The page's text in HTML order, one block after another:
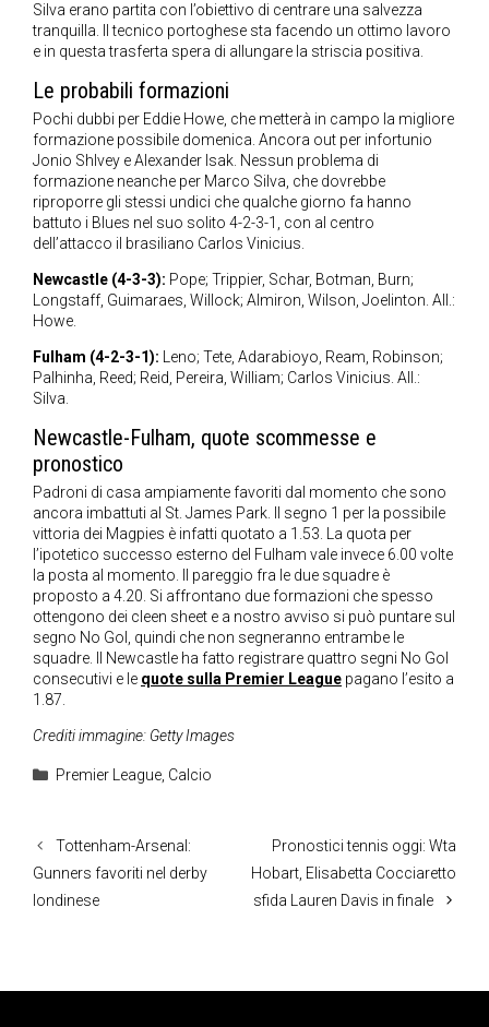
Silva erano partita con l’obiettivo di centrare una salvezza
tranquilla. Il tecnico portoghese sta facendo un ottimo lavoro
e in questa trasferta spera di allungare la striscia positiva.
Le probabili formazioni
Pochi dubbi per Eddie Howe, che metterà in campo la migliore
formazione possibile domenica. Ancora out per infortunio
Jonio Shlvey e Alexander Isak. Nessun problema di
formazione neanche per Marco Silva, che dovrebbe
riproporre gli stessi undici che qualche giorno fa hanno
battuto i Blues nel suo solito 4-2-3-1, con al centro
dell’attacco il brasiliano Carlos Vinicius.
Newcastle (4-3-3): Pope; Trippier, Schar, Botman, Burn;
Longstaff, Guimaraes, Willock; Almiron, Wilson, Joelinton. All.:
Howe.
Fulham (4-2-3-1): Leno; Tete, Adarabioyo, Ream, Robinson;
Palhinha, Reed; Reid, Pereira, William; Carlos Vinicius. All.:
Silva.
Newcastle-Fulham, quote scommesse e
pronostico
Padroni di casa ampiamente favoriti dal momento che sono
ancora imbattuti al St. James Park. Il segno 1 per la possibile
vittoria dei Magpies è infatti quotato a 1.53. La quota per
l’ipotetico successo esterno del Fulham vale invece 6.00 volte
la posta al momento. Il pareggio fra le due squadre è
proposto a 4.20. Si affrontano due formazioni che spesso
ottengono dei cleen sheet e a nostro avviso si può puntare sul
segno No Gol, quindi che non segneranno entrambe le
squadre. Il Newcastle ha fatto registrare quattro segni No Gol
consecutivi e le quote sulla Premier League pagano l’esito a
1.87.
Crediti immagine: Getty Images
Categorie
Premier League, Calcio
Tottenham-Arsenal:
Gunners favoriti nel derby
londinese
Pronostici tennis oggi: Wta
Hobart, Elisabetta Cocciaretto
sfida Lauren Davis in finale